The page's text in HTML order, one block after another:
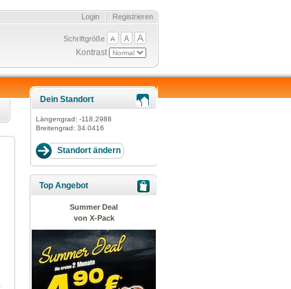
Registrieren
Login
Schriftgröße
Kontrast
Dein Standort
Längengrad: -118.2988
Breitengrad: 34.0416
Top Angebot
Summer Deal
von X-Pack